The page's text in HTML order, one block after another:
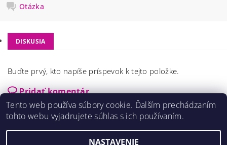
Otázka
DISKUSIA
Buďte prvý, kto napíše príspevok k tejto položke.
Pridať komentár
Tento web používa súbory cookie. Ďalším prechádzaním
tohto webu vyjadrujete súhlas s ich používaním.
NASTAVENIE